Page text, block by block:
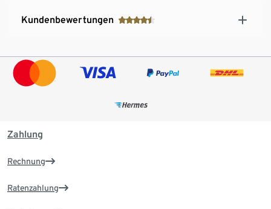
Kundenbewertungen
Zahlung
Rechnung
Ratenzahlung